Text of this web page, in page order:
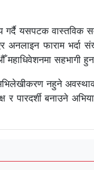
गर्दै यसपटक
अनलाइन फाराम
महाधिवेशनमा
नहुने
र पारदर्शी